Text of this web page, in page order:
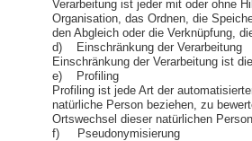
Verarbeitung ist jeder mit oder ohne
Organisation, das Ordnen, die
den Abgleich oder die Verknüpfung,
d) Einschränkung der Verarbeitung
Einschränkung der Verarbeitung ist
e) Profiling
Profiling ist jede Art der
natürliche Person beziehen, zu
Ortswechsel dieser natürlichen
f) Pseudonymisierung